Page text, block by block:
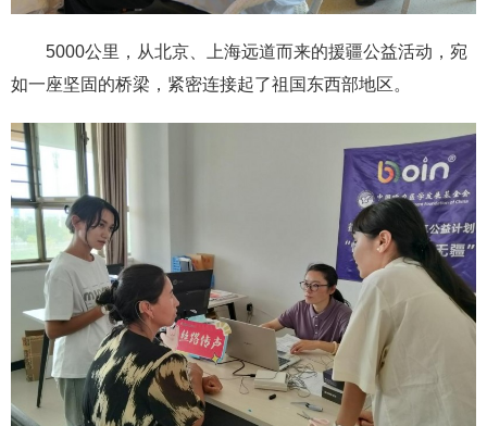
5000公里，从北京、上海远道而来的援疆公益活动，宛
如一座坚固的桥梁，紧密连接起了祖国东西部地区。